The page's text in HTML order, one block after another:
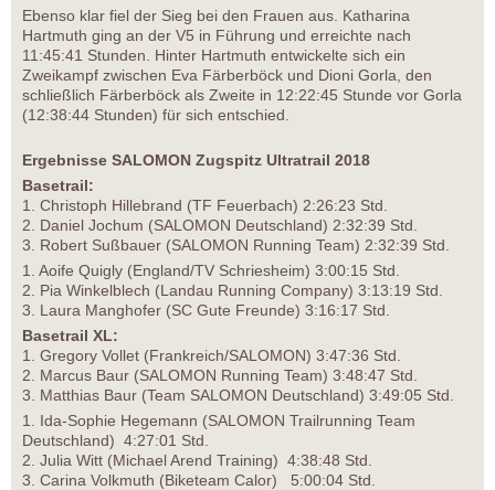
Ebenso klar fiel der Sieg bei den Frauen aus. Katharina
Hartmuth ging an der V5 in Führung und erreichte nach
11:45:41 Stunden. Hinter Hartmuth entwickelte sich ein
Zweikampf zwischen Eva Färberböck und Dioni Gorla, den
schließlich Färberböck als Zweite in 12:22:45 Stunde vor Gorla
(12:38:44 Stunden) für sich entschied.
Ergebnisse SALOMON Zugspitz Ultratrail 2018
Basetrail:
1. Christoph Hillebrand (TF Feuerbach) 2:26:23 Std.
2. Daniel Jochum (SALOMON Deutschland) 2:32:39 Std.
3. Robert Sußbauer (SALOMON Running Team) 2:32:39 Std.
1. Aoife Quigly (England/TV Schriesheim) 3:00:15 Std.
2. Pia Winkelblech (Landau Running Company) 3:13:19 Std.
3. Laura Manghofer (SC Gute Freunde) 3:16:17 Std.
Basetrail XL:
1. Gregory Vollet (Frankreich/SALOMON) 3:47:36 Std.
2. Marcus Baur (SALOMON Running Team) 3:48:47 Std.
3. Matthias Baur (Team SALOMON Deutschland) 3:49:05 Std.
1. Ida-Sophie Hegemann (SALOMON Trailrunning Team
Deutschland) 4:27:01 Std.
2. Julia Witt (Michael Arend Training) 4:38:48 Std.
3. Carina Volkmuth (Biketeam Calor) 5:00:04 Std.